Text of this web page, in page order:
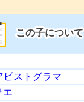
この子について
ピストグラマ
エ